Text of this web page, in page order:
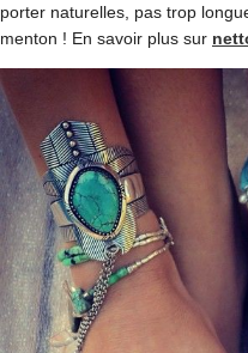
porter naturelles, pas trop
menton ! En savoir plus sur